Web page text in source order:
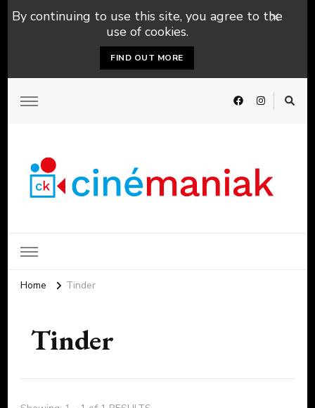
By continuing to use this site, you agree to the
use of cookies.
FIND OUT MORE
Home Tinder
Tinder